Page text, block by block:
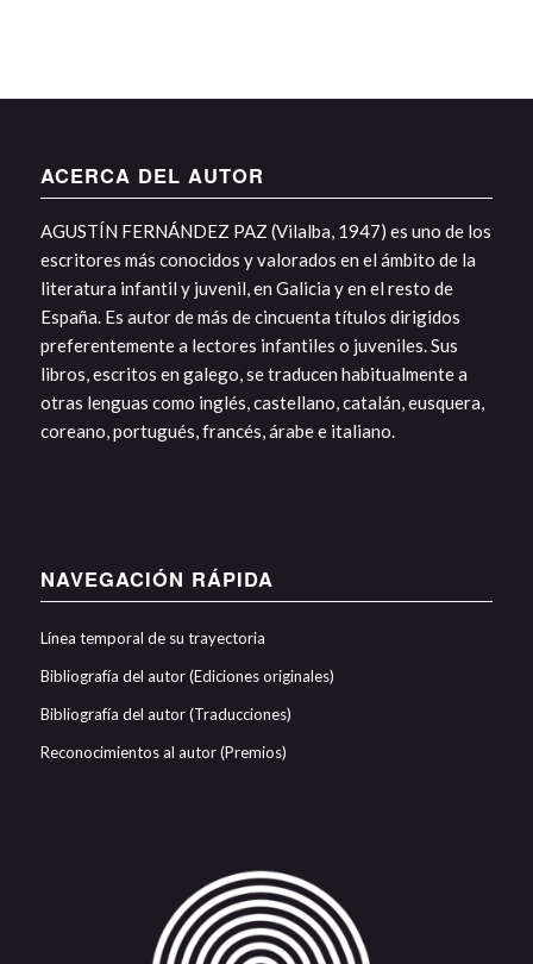
ACERCA DEL AUTOR
AGUSTÍN FERNÁNDEZ PAZ (Vilalba, 1947) es uno de los
escritores más conocidos y valorados en el ámbito de la
literatura infantil y juvenil, en Galicia y en el resto de
España. Es autor de más de cincuenta títulos dirigidos
preferentemente a lectores infantiles o juveniles. Sus
libros, escritos en galego, se traducen habitualmente a
otras lenguas como inglés, castellano, catalán, eusquera,
coreano, portugués, francés, árabe e italiano.
NAVEGACIÓN RÁPIDA
Línea temporal de su trayectoria
Bibliografía del autor (Ediciones originales)
Bibliografía del autor (Traducciones)
Reconocimientos al autor (Premios)